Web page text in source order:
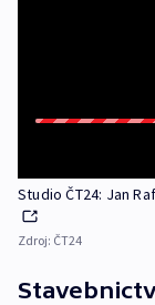
Studio ČT24: Jan
Zdroj: ČT24